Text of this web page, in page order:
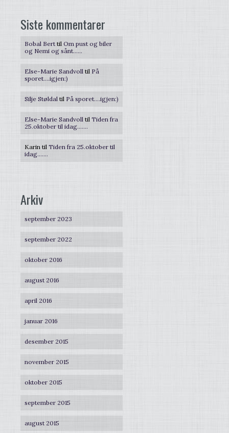
Siste kommentarer
Bobal Bert tilOm pust og biler
og Nemi og sånt……
Else-Marie Sandvoll til På
sporet….igjen:)
Silje Støldal til På sporet….igjen:)
Else-Marie Sandvoll tilTiden fra
25.oktober til idag…….
Karin tilTiden fra 25.oktober til
idag…….
Arkiv
september 2023
september 2022
oktober 2016
august 2016
april 2016
januar 2016
desember 2015
november 2015
oktober 2015
september 2015
august 2015